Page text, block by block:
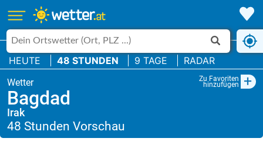
HEUTE 48 STUNDEN 9 TAGE RADAR
Zu Favoriten
hinzufügen +
Bagdad
Irak